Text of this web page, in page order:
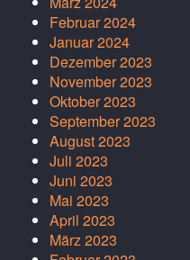
Februar 2024
Januar 2024
Dezember 2023
November 2023
Oktober 2023
September 2023
August 2023
Juli 2023
Juni 2023
Mai 2023
April 2023
März 2023